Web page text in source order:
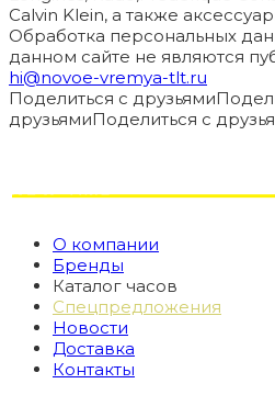
Calvin Klein, а также
Обработка персональных
данном сайте не являются
hi@novoe-vremya-tlt.ru
Поделиться с друзьями
друзьямиПоделиться с
О компании
Бренды
Каталог часов
Спецпредложения
Новости
Доставка
Контакты